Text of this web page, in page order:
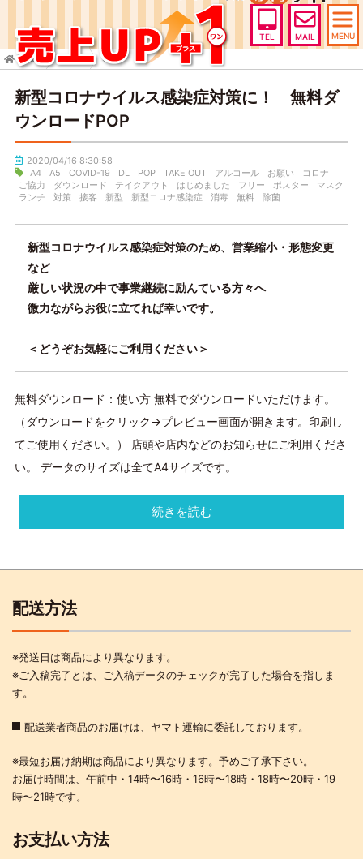
TEL MAIL MENU
HOME TOPICS マスク
新型コロナウイルス感染症対策に！ 無料ダ
ウンロードPOP
2020/04/16 8:30:58
A4
A5 COVID-19 DL POP TAKE OUT アルコール お願い
コロナ
ご協力
ダウンロード テイクアウト はじめました フリー ポスター
マスク
ランチ
対策 接客 新型 新型コロナ感染症 消毒 無料 除菌
新型コロナウイルス感染症対策のため、営業縮小・形態変更
など
厳しい状況の中で事業継続に励んている方々へ
微力ながらお役に立てれば幸いです。
＜どうぞお気軽にご利用ください＞
無料ダウンロード：使い方 無料でダウンロードいただけます。
（ダウンロードをクリック→プレビュー画面が開きます。印刷し
てご使用ください。） 店頭や店内などのお知らせにご利用くださ
い。 データのサイズは全てA4サイズです。
続きを読む
配送方法
※発送日は商品により異なります。
※ご入稿完了とは、ご入稿データのチェックが完了した場合を指しま
す。
配送業者商品のお届けは、ヤマト運輸に委託しております。
※最短お届け納期は商品により異なります。予めご了承下さい。
お届け時間は、午前中・14時〜16時・16時〜18時・18時〜20時・19
時〜21時です。
お支払い方法